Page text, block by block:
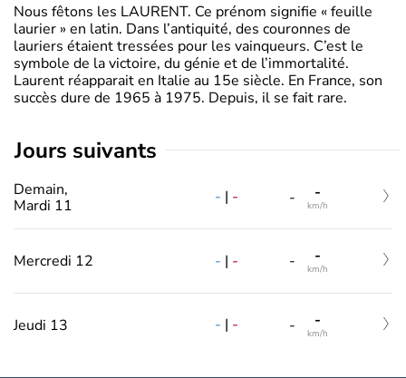
Nous fêtons les LAURENT. Ce prénom signifie « feuille
laurier » en latin. Dans l’antiquité, des couronnes de
lauriers étaient tressées pour les vainqueurs. C’est le
symbole de la victoire, du génie et de l’immortalité.
Laurent réapparait en Italie au 15e siècle. En France, son
succès dure de 1965 à 1975. Depuis, il se fait rare.
jours suivants
Demain,
Mardi 11
- | - - -
km/h
Mercredi 12 - | - - -
km/h
Jeudi 13 - | - - -
km/h